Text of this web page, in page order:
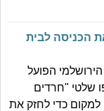
הכניסה לבית
הפועל
שלטי "חרדים
כדי לחזק את